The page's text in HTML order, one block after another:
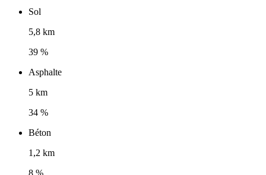
Sol
5,8 km
39 %
Asphalte
5 km
34 %
Béton
1,2 km